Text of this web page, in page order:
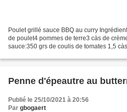
Poulet grillé sauce BBQ au curry
de poulet4 pommes de terre3 càs de
sauce:350 grs de coulis de tomates 1,5
Penne d'épeautre au
Publié le 25/10/2021 à 20:56
Par gbogaert